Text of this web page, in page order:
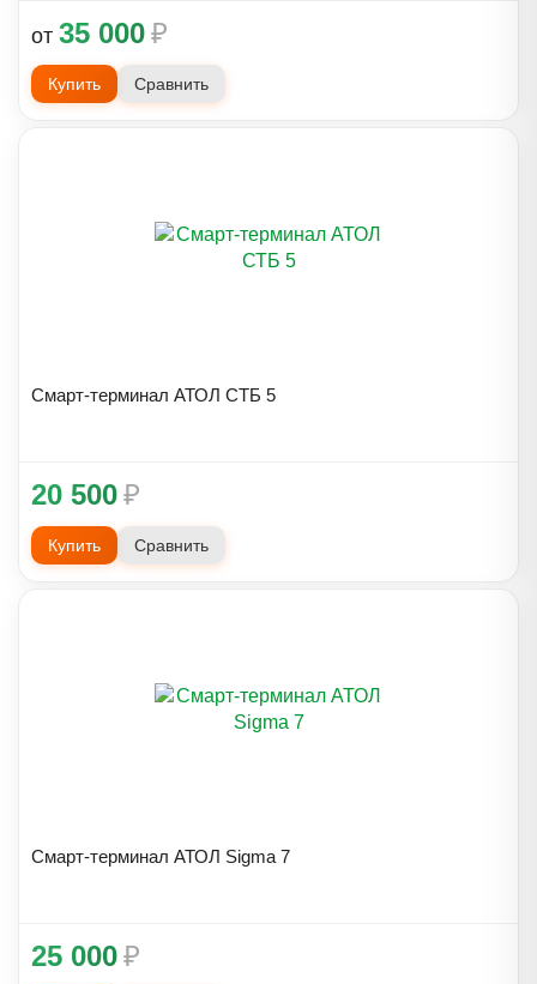
от 35 000₽
Купить Сравнить
Смарт-терминал АТОЛ СТБ 5
20 500₽
Купить Сравнить
Смарт-терминал АТОЛ Sigma 7
25 000₽